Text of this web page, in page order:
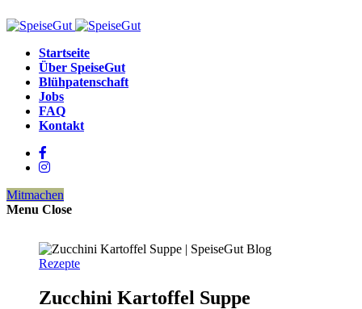
Startseite
Über SpeiseGut
Blühpatenschaft
Jobs
FAQ
Kontakt
Mitmachen
Menu Close
Rezepte
Zucchini Kartoffel Suppe